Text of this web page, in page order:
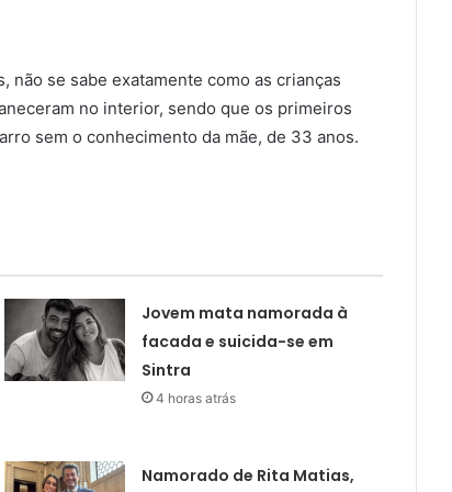
não se sabe exatamente como as crianças
no interior, sendo que os primeiros
sem o conhecimento da mãe, de 33 anos.
Jovem mata namorada à
facada e suicida-se em
Sintra
4 horas atrás
Namorado de Rita Matias,